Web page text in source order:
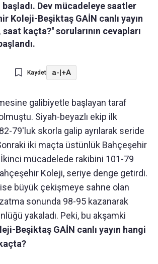
başladı. Dev mücadeleye saatler
Koleji-Beşiktaş GAİN canlı yayın
kaçta?'' sorularının cevapları
Kaydet a-|+A
galibiyetle başlayan taraf
Siyah-beyazlı ekip ilk
79'luk skorla galip ayrılarak seride
iki maçta üstünlük Bahçeşehir
mücadelede rakibini 101-79
Koleji, seriye denge getirdi.
büyük çekişmeye sahne olan
sonunda 98-95 kazanarak
yakaladı. Peki, bu akşamki
Beşiktaş GAİN canlı yayın hangi